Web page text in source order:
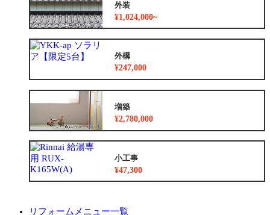
外装
¥1,024,000~
外構
¥247,000
増築
¥2,780,000
小工事
¥47,300
リフォームメニュー一覧